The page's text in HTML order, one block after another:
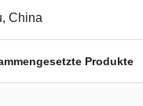
China
Produkte